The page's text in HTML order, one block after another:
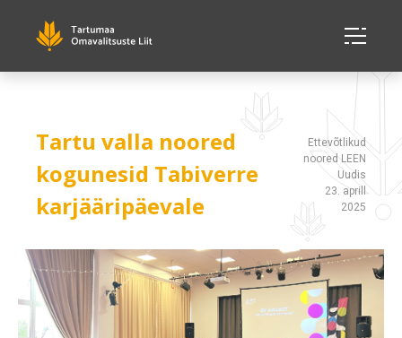
Tartu valla noored
kogunesid Tabiverre
karjääripäevale
Ettevõtlikud
noored LEEN
Uudis
23. aprill
2025